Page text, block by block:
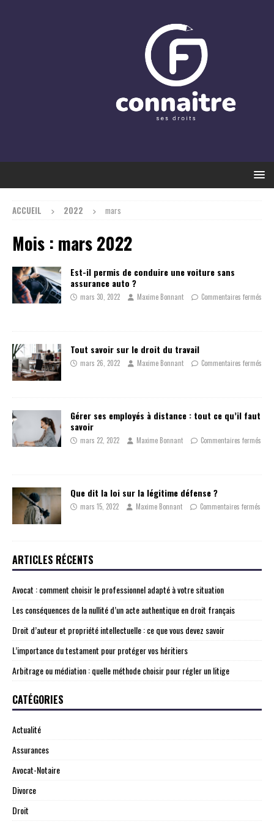
ACCUEIL 2022 mars
Mois : mars 2022
Est-il permis de conduire une voiture sans
assurance auto ?
mars 30, 2022 Maxime Bonnant Commentaires fermés
Tout savoir sur le droit du travail
mars 26, 2022 Maxime Bonnant Commentaires fermés
Gérer ses employés à distance : tout ce qu’il faut
savoir
mars 22, 2022 Maxime Bonnant Commentaires fermés
Que dit la loi sur la légitime défense ?
mars 15, 2022 Maxime Bonnant Commentaires fermés
ARTICLES RÉCENTS
Avocat : comment choisir le professionnel adapté à votre situation
Les conséquences de la nullité d’un acte authentique en droit français
Droit d’auteur et propriété intellectuelle : ce que vous devez savoir
L’importance du testament pour protéger vos héritiers
Arbitrage ou médiation : quelle méthode choisir pour régler un litige
CATÉGORIES
Actualité
Assurances
Avocat-Notaire
Divorce
Droit